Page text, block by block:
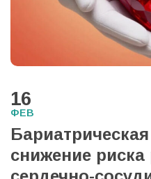
16
ФЕВ
снижение риска